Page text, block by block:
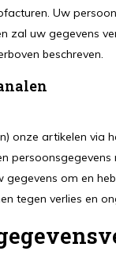
Uw
zal uw gegevens
beschreven.
onze artikelen via
om en
tegen verlies en